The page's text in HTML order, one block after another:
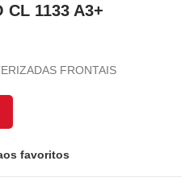
CL 1133 A3+
FRONTAIS
CL 1133 A3+
favoritos